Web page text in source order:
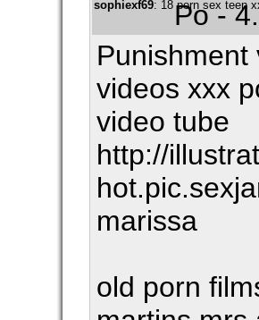
sophiexf69: 18 porn sex teen
Po -
videos xxx
video tube
http://
marissa
old porn